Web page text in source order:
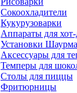
Сокоохладители
Кукурузоварки
Аппараты для хот-
Установки Шаурма
Аксессуары для
Темперы для
Столы для пиццы
Фритюрницы